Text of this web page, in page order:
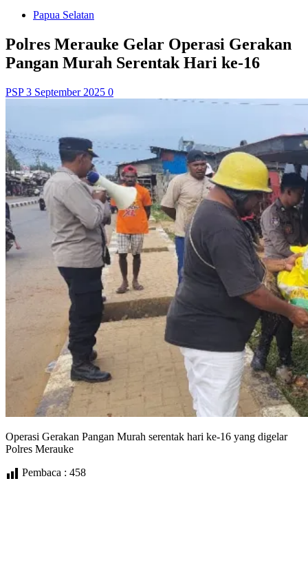
Papua Selatan
Polres Merauke Gelar Operasi Gerakan
Pangan Murah Serentak Hari ke-16
PSP3 September 2025 0
Operasi Gerakan Pangan Murah serentak hari ke-16 yang digelar
Polres Merauke
Pembaca : 458